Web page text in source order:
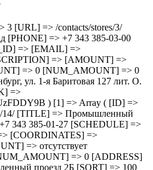
[URL] => /contacts/stores/3/
[PHONE] => +7 343 385-03-00
=> [EMAIL] =>
=> [AMOUNT] =>
=> 0 [NUM_AMOUNT] => 0
ул. 1-я Баритовая 127 лит. О.
=>
) [1] => Array ( [ID] =>
14/ [TITLE] => Промышленный
343 385-01-27 [SCHEDULE] =>
[COORDINATES] =>
=> отсутствует
=> 0 [ADDRESS]
проезд 2Б [SORT] => 100